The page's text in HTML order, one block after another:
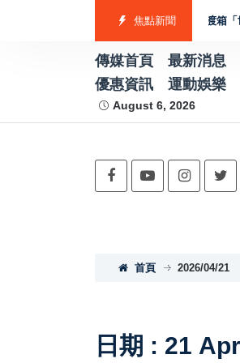
焦點新聞
全家超狂普渡箱「世界好
傳媒首頁 最新消息
優惠資訊
運動娛樂
August 6, 2026
首頁 2026/04/21
日期 : 21